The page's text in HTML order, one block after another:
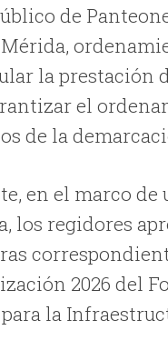
de
la prestación
el
de la
en el marco de
los regidores
2026 del
la